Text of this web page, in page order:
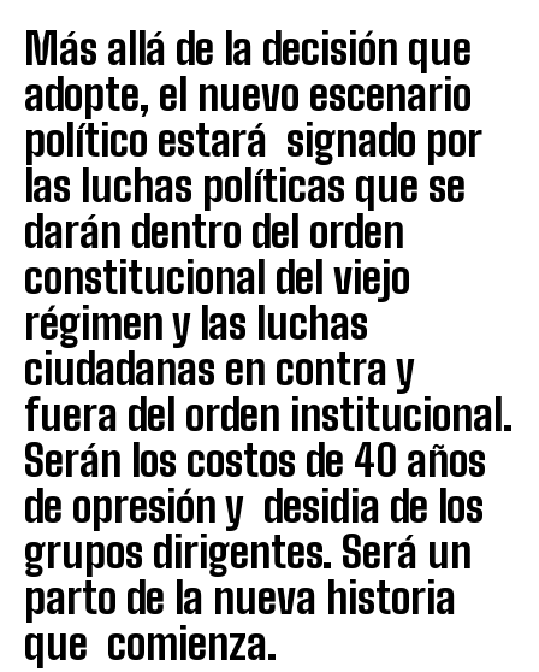
Más allá de la decisión que
adopte, el nuevo escenario
político estará signado por
las luchas políticas que se
darán dentro del orden
constitucional del viejo
régimen y las luchas
ciudadanas en contra y
fuera del orden institucional.
Serán los costos de 40 años
de opresión y desidia de los
grupos dirigentes. Será un
parto de la nueva historia
que comienza.